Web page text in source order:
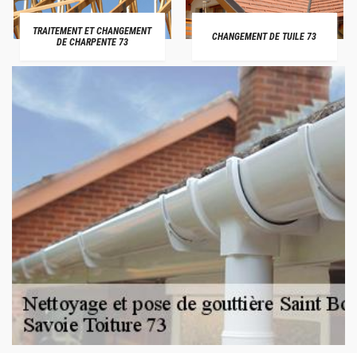
TRAITEMENT ET CHANGEMENT
DE CHARPENTE 73
CHANGEMENT DE TUILE 73